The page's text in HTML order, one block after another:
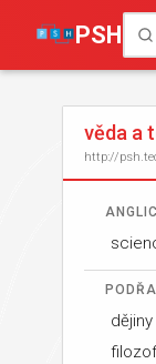
PSH
věda a
http://